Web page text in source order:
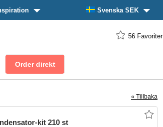
Svenska SEK
56 Favoriter
« Tillbaka
kit 210 st